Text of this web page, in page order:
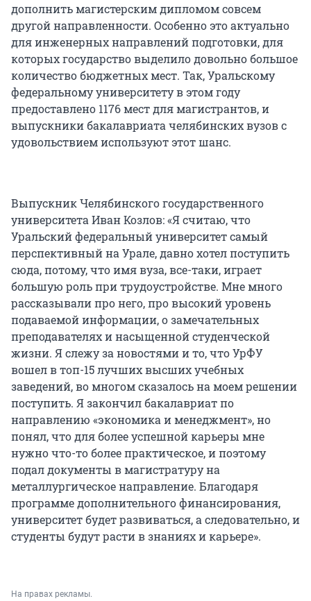
дополнить магистерским дипломом совсем
другой направленности. Особенно это актуально
для инженерных направлений подготовки, для
которых государство выделило довольно большое
количество бюджетных мест. Так, Уральскому
федеральному университету в этом году
предоставлено 1176 мест для магистрантов, и
выпускники бакалавриата челябинских вузов с
удовольствием используют этот шанс.
Выпускник Челябинского государственного
университета Иван Козлов: «Я считаю, что
Уральский федеральный университет самый
перспективный на Урале, давно хотел поступить
сюда, потому, что имя вуза, все-таки, играет
большую роль при трудоустройстве. Мне много
рассказывали про него, про высокий уровень
подаваемой информации, о замечательных
преподавателях и насыщенной студенческой
жизни. Я слежу за новостями и то, что УрФУ
вошел в топ-15 лучших высших учебных
заведений, во многом сказалось на моем решении
поступить. Я закончил бакалавриат по
направлению «экономика и менеджмент», но
понял, что для более успешной карьеры мне
нужно что-то более практическое, и поэтому
подал документы в магистратуру на
металлургическое направление. Благодаря
программе дополнительного финансирования,
университет будет развиваться, а следовательно, и
студенты будут расти в знаниях и карьере».
На правах рекламы.